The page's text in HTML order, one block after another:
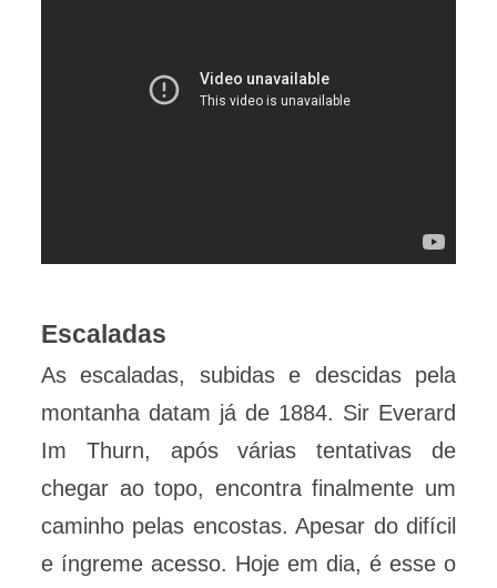
Escaladas
As escaladas, subidas e descidas pela
montanha datam já de 1884. Sir Everard
Im Thurn, após várias tentativas de
chegar ao topo, encontra finalmente um
caminho pelas encostas. Apesar do difícil
e íngreme acesso. Hoje em dia, é esse o